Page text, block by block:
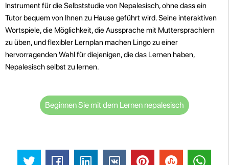
Instrument für die Selbststudie von Nepalesisch, ohne dass ein
Tutor bequem von Ihnen zu Hause geführt wird. Seine interaktiven
Wortspiele, die Möglichkeit, die Aussprache mit Muttersprachlern
zu üben, und flexibler Lernplan machen Lingo zu einer
hervorragenden Wahl für diejenigen, die das Lernen haben,
Nepalesisch selbst zu lernen.
Beginnen Sie mit dem Lernen nepalesisch